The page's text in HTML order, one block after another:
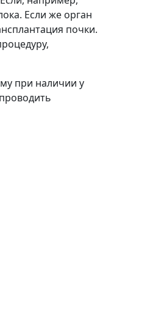
Если же орган
почки.
при наличии у